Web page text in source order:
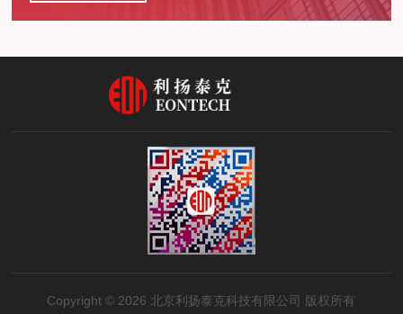
Copyright © 2026 北京利扬泰克科技有限公司 版权所有